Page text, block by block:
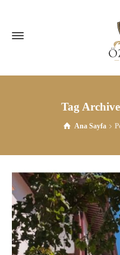
Tag
Ana Sayfa